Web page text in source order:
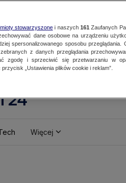
Więcej
stowarzyszonei naszych 161 Zaufanych
dane osobowe na urządzeniu
spersonalizowanego sposobu przeglądania.
z danych przeglądania
zgodę i sprzeciwić się przetwarzaniu w
„Ustawienia plików cookie i reklam”.